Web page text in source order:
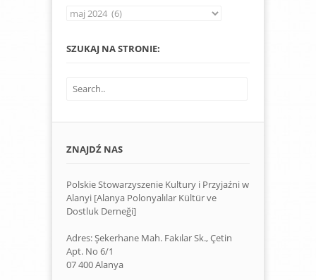
Archiwum
SZUKAJ NA STRONIE:
ZNAJDŹ NAS
Polskie Stowarzyszenie Kultury i Przyjaźni w
Alanyi [Alanya Polonyalılar Kültür ve
Dostluk Derneği]
Adres: Şekerhane Mah. Fakılar Sk., Çetin
Apt. No 6/1
07 400 Alanya